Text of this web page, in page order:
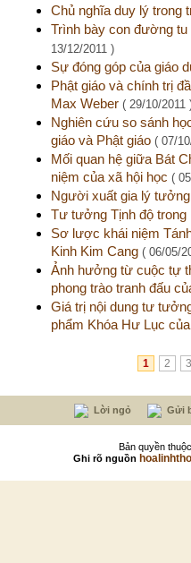
Chủ nghĩa duy lý trong
Trình bày con đường
13/12/2011 )
Sự đóng góp của giáo
Phật giáo và chính trị
Max Weber ( 29/10/2011
Nghiên cứu so sánh
giáo và Phật giáo ( 07/
Mối quan hệ giữa Bát
niệm của xã hội học (
Người xuất gia lý
Tư tưởng Tịnh độ
Sơ lược khái niệm
Kinh Kim Cang ( 06/05/
Ảnh hưởng từ cuộc tự
phong trào tranh đấu
Giá trị nội dung tư
phẩm Khóa Hư Lục
1 2 3
Lời ngỏ Gửi
Bản quyền
Ghi rõ nguồn